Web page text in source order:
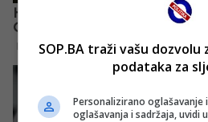
SOP.BA traži vašu
podataka za
Personalizirano oglašavanje
oglašavanja i sadržaja, uvidi